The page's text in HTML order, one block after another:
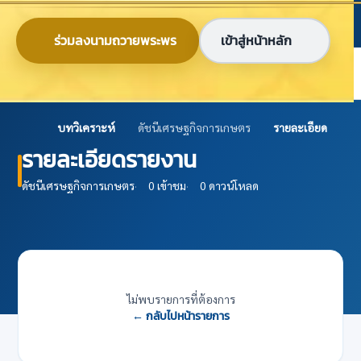
ร่วมลงนามถวายพระพร เข้าสู่หน้าหลัก
ข้ามไปยังเนื้อหาหลัก
ก ก ก ไทย EN
บทวิเคราะห์ ดัชนีเศรษฐกิจการเกษตร รายละเอียด
รายละเอียดรายงาน
ดัชนีเศรษฐกิจการเกษตร· 0 เข้าชม· 0 ดาวน์โหลด
ไม่พบรายการที่ต้องการ
← กลับไปหน้ารายการ